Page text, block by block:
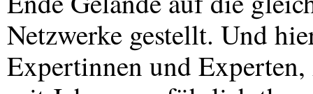
Netzwerke gestellt. Und
Expertinnen und